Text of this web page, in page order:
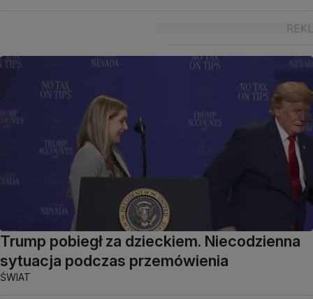
Trump pobiegł za dzieckiem. Niecodzienna
sytuacja podczas przemówienia
ŚWIAT